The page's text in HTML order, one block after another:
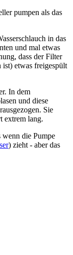
pumpen als das
in das
und mal etwas
dass der Filter
ist) etwas freigespült
In dem
und diese
Sie
extrem lang.
wenn die Pumpe
) zieht - aber das